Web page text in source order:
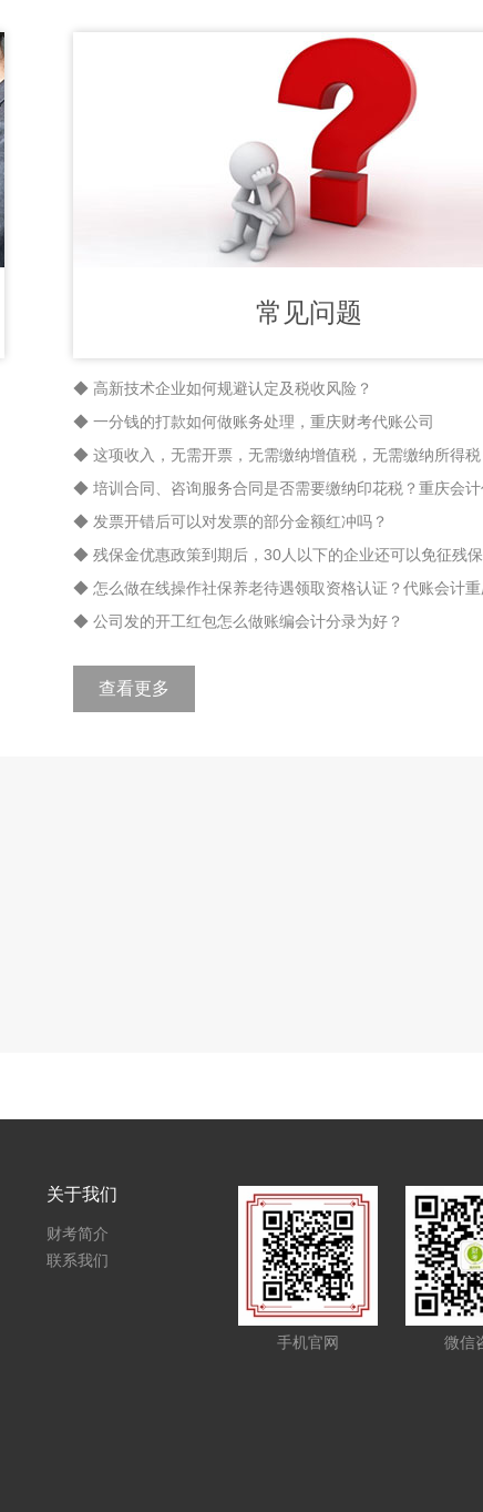
常见问题
◆ 高新技术企业如何规避认定及税收风险？
◆ 一分钱的打款如何做账务处理，重庆财考代账公司
◆ 这项收入，无需开票，无需缴纳增值税，无需缴纳所得
◆ 培训合同、咨询服务合同是否需要缴纳印花税？重庆会
◆ 发票开错后可以对发票的部分金额红冲吗？
◆ 残保金优惠政策到期后，30人以下的企业还可以免征残
◆ 怎么做在线操作社保养老待遇领取资格认证？代账会计
◆ 公司发的开工红包怎么做账编会计分录为好？
查看更多
关于我们
财考简介
联系我们
手机官网 微信